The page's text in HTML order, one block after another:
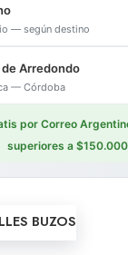
— según destino
Arredondo
— Córdoba
por Correo
superiores a
BUZOS